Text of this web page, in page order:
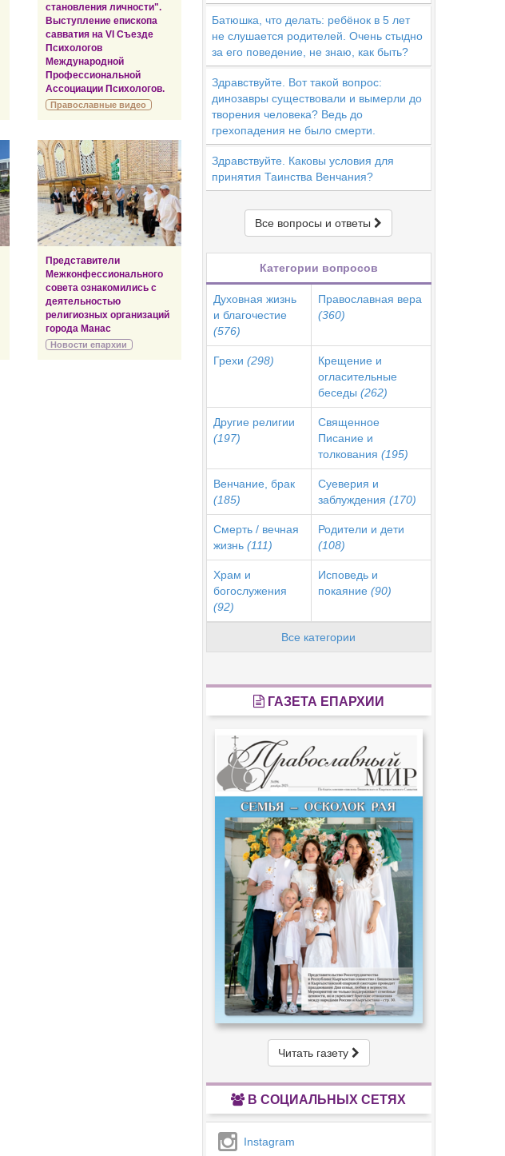
становления личности".
Выступление епископа
савватия на VI Съезде
Психологов
Международной
Профессиональной
Ассоциации Психологов.
Православные видео
Представители
Межконфессионального
совета ознакомились с
деятельностью
религиозных организаций
города Манас
Новости епархии
Батюшка, что делать: ребёнок в 5 лет
не слушается родителей. Очень стыдно
за его поведение, не знаю, как быть?
Здравствуйте. Вот такой вопрос:
динозавры существовали и вымерли до
творения человека? Ведь до
грехопадения не было смерти.
Здравствуйте. Каковы условия для
принятия Таинства Венчания?
Все вопросы и ответы
Категории вопросов
Духовная жизнь
и благочестие
(576)
Православная вера
(360)
Грехи (298)
Крещение и
огласительные
беседы (262)
Другие религии
(197)
Священное
Писание и
толкования (195)
Венчание, брак
(185)
Суеверия и
заблуждения (170)
Смерть / вечная
жизнь (111)
Родители и дети
(108)
Храм и
богослужения
(92)
Исповедь и
покаяние (90)
Все категории
ГАЗЕТА ЕПАРХИИ
Читать газету
В СОЦИАЛЬНЫХ СЕТЯХ
Instagram